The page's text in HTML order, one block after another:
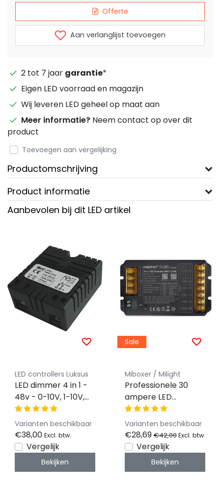
Offerte
Aan verlanglijst toevoegen
2 tot 7 jaar garantie*
Eigen LED voorraad en magazijn
Wij leveren LED geheel op maat aan
Meer informatie? Neem contact op over dit
product
Toevoegen aan vergelijking
Productomschrijving
Product informatie
Aanbevolen bij dit LED artikel
LED controllers Luksus
LED dimmer 4 in 1 -
48v - 0-10V, 1-10V,
Dali, Push Dim -
Instelbaar
Varianten beschikbaar
€38,00 Excl. btw
Vergelijk
Bekijken
Sale
Miboxer / Milight
Professionele 30
ampere LED
controller 5 in 1 -
Single Color/Dual
White/RGB/RGBW/
LED strips 12-24-48v
- HW5
Varianten beschikbaar
€28,69 €42,00Excl. btw
Vergelijk
Bekijken